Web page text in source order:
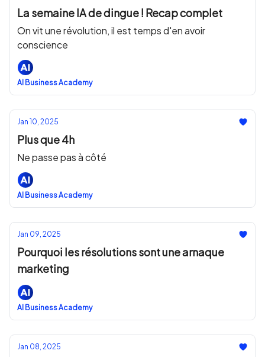
La semaine IA de dingue ! Recap complet
On vit une révolution, il est temps d'en avoir
conscience
AI Business Academy
Jan 10, 2025
Plus que 4h
Ne passe pas à côté
AI Business Academy
Jan 09, 2025
Pourquoi les résolutions sont une arnaque
marketing
AI Business Academy
Jan 08, 2025